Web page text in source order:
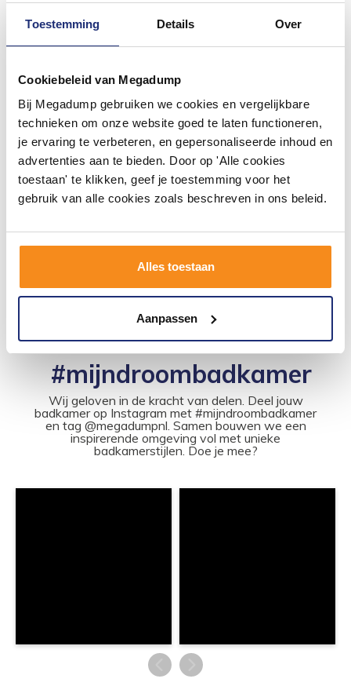
Toestemming Details Over
Cookiebeleid van Megadump
Bij Megadump gebruiken we cookies en vergelijkbare
technieken om onze website goed te laten functioneren,
je ervaring te verbeteren, en gepersonaliseerde inhoud en
advertenties aan te bieden. Door op 'Alle cookies
toestaan' te klikken, geef je toestemming voor het
gebruik van alle cookies zoals beschreven in ons beleid.
Alles toestaan
Aanpassen
Bekersifon Brauer Copper
5/4 Koper
Binnen 1 week geleverd
102,12
84,40
Meer info
Douchegoot Flens BWS Met
Uitneembaar Sifon 80 cm
Voor 14:00 besteld,
volgende (werk)dag in huis
159,00
Meer info
1 2 3 4 5 19
#mijndroombadkamer
Wij geloven in de kracht van delen. Deel jouw
badkamer op Instagram met #mijndroombadkamer
en tag @megadumpnl. Samen bouwen we een
inspirerende omgeving vol met unieke
badkamerstijlen. Doe je mee?